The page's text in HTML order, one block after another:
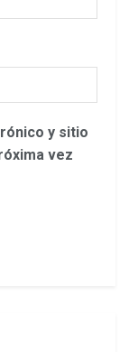
y sitio
vez